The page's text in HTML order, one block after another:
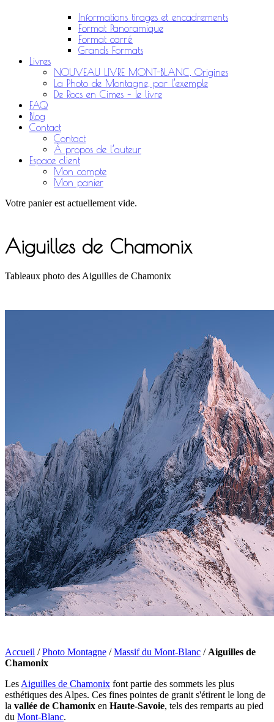
Informations tirages et encadrements
Format Panoramique
Format carré
Grands Formats
Livres
NOUVEAU LIVRE MONT-BLANC, Origines
La Photo de Montagne, par l’exemple
De Rocs en Cimes – le livre
FAQ
Blog
Contact
Contact
À propos de l’auteur
Espace client
Mon compte
Mon panier
Votre panier est actuellement vide.
Aiguilles de Chamonix
Tableaux photo des Aiguilles de Chamonix
Accueil /Photo Montagne /Massif du Mont-Blanc / Aiguilles de
Chamonix
Les Aiguilles de Chamonix font partie des sommets les plus
esthétiques des Alpes. Ces fines pointes de granit s'étirent le long de
la vallée de Chamonix en Haute-Savoie, tels des remparts au pied
du Mont-Blanc.